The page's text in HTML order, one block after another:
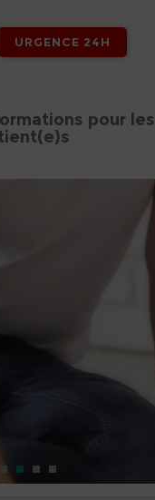
URGENCE 24H
pour les